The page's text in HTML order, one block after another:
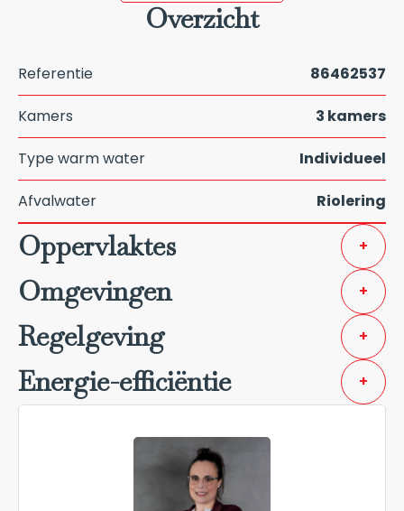
Overzicht
Referentie 86462537
Kamers 3 kamers
Type warm water Individueel
Afvalwater Riolering
Oppervlaktes +
Omgevingen +
Regelgeving +
Energie-efficiëntie +